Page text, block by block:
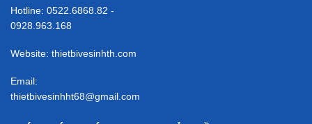
Hotline: 0522.6868.82 -
0928.963.168
Website: thietbivesinhth.com
Email:
thietbivesinhht68@gmail.com